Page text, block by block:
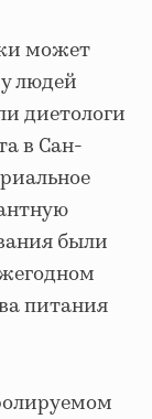
может
людей
диетологи
в Сан-
были
питания